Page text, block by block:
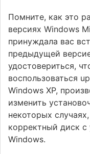
Помните, как это
версиях Windows
принуждала вас
предыдущей
удостовериться,
воспользоваться
Windows XP,
изменить
некоторых
корректный диск
Windows.